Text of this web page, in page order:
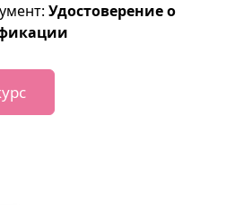
Удостоверение о